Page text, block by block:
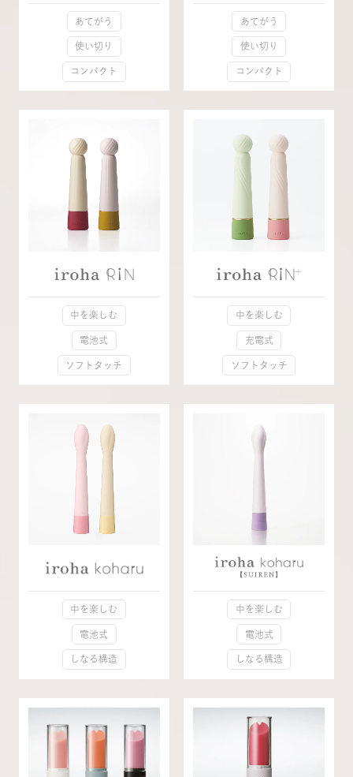
あてがう
使い切り
コンパクト
あてがう
使い切り
コンパクト
中を楽しむ
電池式
ソフトタッチ
中を楽しむ
充電式
ソフトタッチ
中を楽しむ
電池式
しなる構造
中を楽しむ
電池式
しなる構造